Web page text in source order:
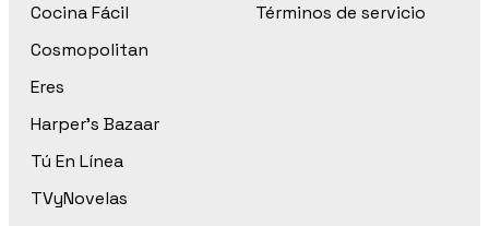
Cocina Fácil
Cosmopolitan
Eres
Harper’s Bazaar
Tú En Línea
TVyNovelas
Términos de servicio